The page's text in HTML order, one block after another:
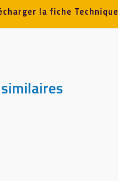
la fiche Technique